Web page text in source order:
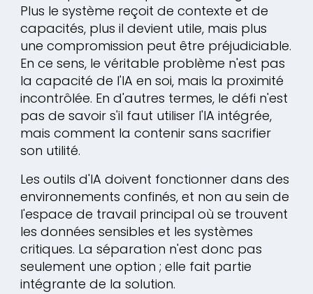
Plus le système reçoit de contexte et de
capacités, plus il devient utile, mais plus
une compromission peut être préjudiciable.
En ce sens, le véritable problème n'est pas
la capacité de l'IA en soi, mais la proximité
incontrôlée. En d'autres termes, le défi n'est
pas de savoir s'il faut utiliser l'IA intégrée,
mais comment la contenir sans sacrifier
son utilité.
Les outils d'IA doivent fonctionner dans des
environnements confinés, et non au sein de
l'espace de travail principal où se trouvent
les données sensibles et les systèmes
critiques. La séparation n'est donc pas
seulement une option ; elle fait partie
intégrante de la solution.